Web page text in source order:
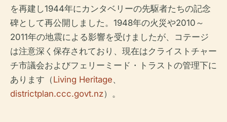
を再建し1944年にカンタベリーの先駆者たちの記念
碑として再公開しました。1948年の火災や2010～
2011年の地震による影響を受けましたが、コテージ
は注意深く保存されており、現在はクライストチャー
チ市議会およびフェリーミード・トラストの管理下に
あります（Living Heritage、
districtplan.ccc.govt.nz）。